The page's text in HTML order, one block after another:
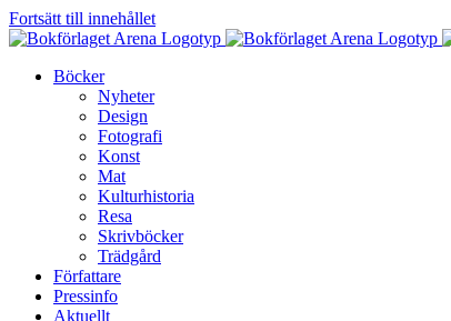
Fortsätt till innehållet
Böcker
Nyheter
Design
Fotografi
Konst
Mat
Kulturhistoria
Resa
Skrivböcker
Trädgård
Författare
Pressinfo
Aktuellt